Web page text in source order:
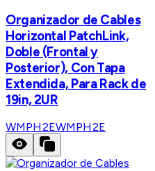
Organizador de Cables
Horizontal PatchLink,
Doble (Frontal y
Posterior), Con Tapa
Extendida, Para Rack de
19in, 2UR
WMPH2EWMPH2E